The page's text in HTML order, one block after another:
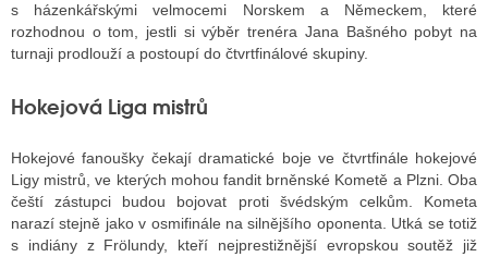
STRÁNKY RÁDIÍ
STRÁNKY TV
TISK
s házenkářskými velmocemi Norskem a Německem, které
rozhodnou o tom, jestli si výběr trenéra Jana Bašného pobyt na
turnaji prodlouží a postoupí do čtvrtfinálové skupiny.
Hokejová Liga mistrů
Hokejové fanoušky čekají dramatické boje ve čtvrtfinále hokejové
Ligy mistrů, ve kterých mohou fandit brněnské Kometě a Plzni. Oba
čeští zástupci budou bojovat proti švédským celkům. Kometa
narazí stejně jako v osmifinále na silnějšího oponenta. Utká se totiž
s indiány z Frölundy, kteří nejprestižnější evropskou soutěž již